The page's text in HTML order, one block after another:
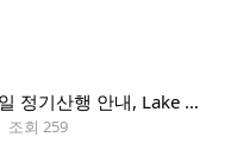
*시애틀 산악회, 7/29/2026, 수요일 정기산행 안내, Lake 22*
조회 259